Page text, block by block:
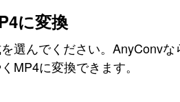
に変換
選んでください。AnyConv
MP4に変換できます。